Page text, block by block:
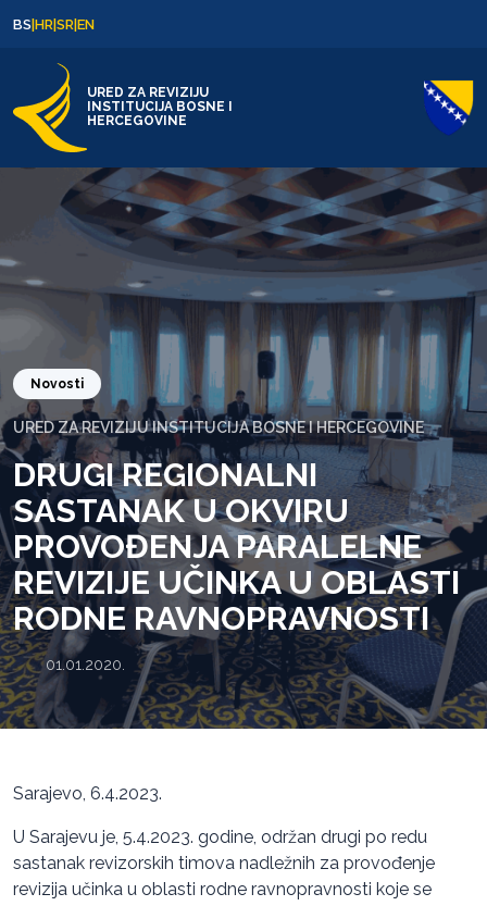
BS|HR|SR|EN
URED ZA REVIZIJU
INSTITUCIJA BOSNE I
HERCEGOVINE
Novosti
URED ZA REVIZIJU INSTITUCIJA BOSNE I HERCEGOVINE
DRUGI REGIONALNI
SASTANAK U OKVIRU
PROVOĐENJA PARALELNE
REVIZIJE UČINKA U OBLASTI
RODNE RAVNOPRAVNOSTI
01.01.2020.
Sarajevo, 6.4.2023.
U Sarajevu je, 5.4.2023. godine, održan drugi po redu
sastanak revizorskih timova nadležnih za provođenje
revizija učinka u oblasti rodne ravnopravnosti koje se